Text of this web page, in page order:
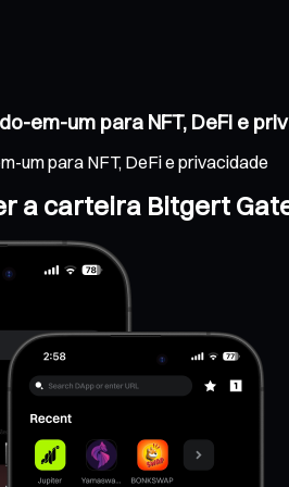
em-um para NFT, DeFi e
um para NFT, DeFi e privacidade
a carteira Bitgert